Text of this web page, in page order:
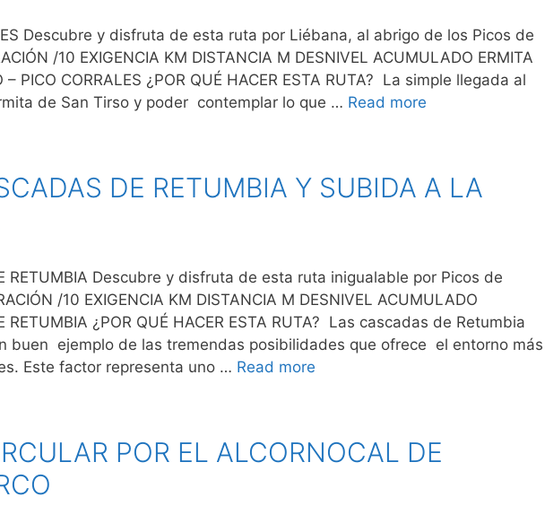
Descubre y disfruta de esta ruta por Liébana, al abrigo de los Picos de
/10 EXIGENCIA KM DISTANCIA M DESNIVEL ACUMULADO ERMITA
– PICO CORRALES ¿POR QUÉ HACER ESTA RUTA? La simple llegada al
de San Tirso y poder contemplar lo que … Read more
DE RETUMBIA Y SUBIDA A LA
RETUMBIA Descubre y disfruta de esta ruta inigualable por Picos de
/10 EXIGENCIA KM DISTANCIA M DESNIVEL ACUMULADO
RETUMBIA ¿POR QUÉ HACER ESTA RUTA? Las cascadas de Retumbia
buen ejemplo de las tremendas posibilidades que ofrece el entorno más
Este factor representa uno … Read more
POR EL ALCORNOCAL DE